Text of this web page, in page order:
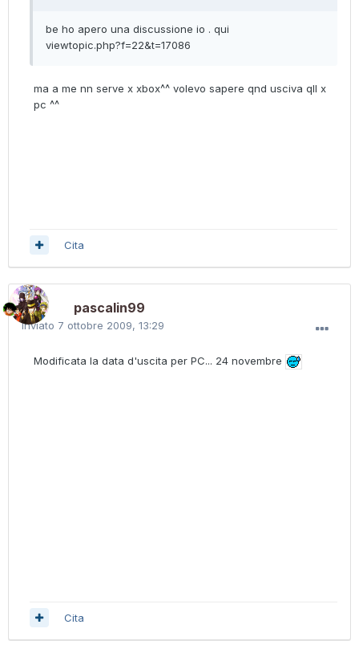
be ho apero una discussione io . qui
viewtopic.php?f=22&t=17086
ma a me nn serve x xbox^^ volevo sapere qnd usciva qll x
pc ^^
Cita
pascalin99
Inviato 7 ottobre 2009, 13:29
Modificata la data d'uscita per PC... 24 novembre
Cita